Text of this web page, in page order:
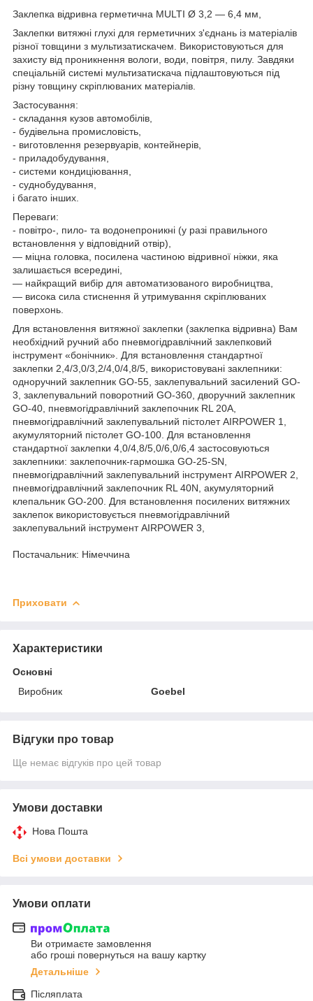
Заклепка відривна герметична MULTI Ø 3,2 — 6,4 мм,
Заклепки витяжні глухі для герметичних з'єднань із матеріалів
різної товщини з мультизатискачем. Використовуються для
захисту від проникнення вологи, води, повітря, пилу. Завдяки
спеціальній системі мультизатискача підлаштовуються під
різну товщину скріплюваних матеріалів.
Застосування:
- складання кузов автомобілів,
- будівельна промисловість,
- виготовлення резервуарів, контейнерів,
- приладобудування,
- системи кондиціювання,
- суднобудування,
і багато інших.
Переваги:
- повітро-, пило- та водонепроникні (у разі правильного
встановлення у відповідний отвір),
— міцна головка, посилена частиною відривної ніжки, яка
залишається всередині,
— найкращий вибір для автоматизованого виробництва,
— висока сила стиснення й утримування скріплюваних
поверхонь.
Для встановлення витяжної заклепки (заклепка відривна) Вам
необхідний ручний або пневмогідравлічний заклепковий
інструмент «бонічник». Для встановлення стандартної
заклепки 2,4/3,0/3,2/4,0/4,8/5, використовувані заклепники:
одноручний заклепник GO-55, заклепувальний засилений GO-
3, заклепувальний поворотний GO-360, дворучний заклепник
GO-40, пневмогідравлічний заклепочник RL 20A,
пневмогідравлічний заклепувальний пістолет AIRPOWER 1,
акумуляторний пістолет GO-100. Для встановлення
стандартної заклепки 4,0/4,8/5,0/6,0/6,4 застосовуються
заклепники: заклепочник-гармошка GO-25-SN,
пневмогідравлічний заклепувальний інструмент AIRPOWER 2,
пневмогідравлічний заклепочник RL 40N, акумуляторний
клепальник GO-200. Для встановлення посилених витяжних
заклепок використовується пневмогідравлічний
заклепувальний інструмент AIRPOWER 3,
Постачальник: Німеччина
Приховати
Характеристики
Основні
Виробник
Goebel
Відгуки про товар
Ще немає відгуків про цей товар
Умови доставки
Нова Пошта
Всі умови доставки
Умови оплати
Ви отримаєте замовлення
або гроші повернуться на вашу картку
Детальніше
Післяплата